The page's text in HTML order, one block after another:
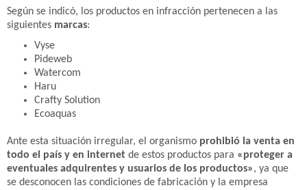
Según se indicó, los productos en infracción pertenecen a las
siguientes marcas:
Vyse
Pideweb
Watercom
Haru
Crafty Solution
Ecoaquas
Ante esta situación irregular, el organismo prohibió la venta en
todo el país y en internet de estos productos para «proteger a
eventuales adquirentes y usuarios de los productos», ya que
se desconocen las condiciones de fabricación y la empresa